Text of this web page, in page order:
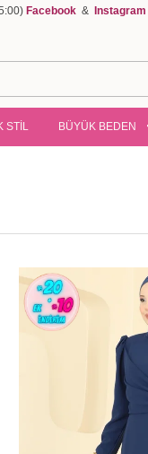
Facebook & Instagram
STİL BÜYÜK BEDEN